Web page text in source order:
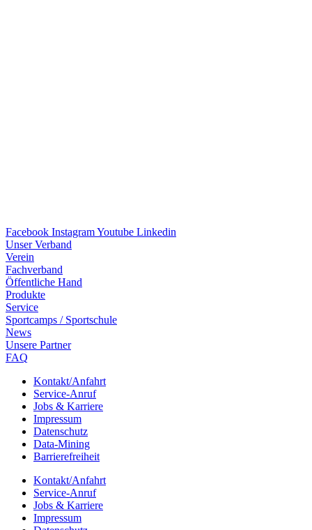
Facebook InstagramYoutube Linkedin
Unser Verband
Verein
Fach­ver­band
Öffent­li­che Hand
Produkte
Service
Sport­camps / Sportschule
News
Unsere Part­ner
FAQ
Kontakt/​​Anfahrt
Service-Anruf
Jobs & Karriere
Impres­sum
Daten­schutz
Data-Mining
Barrie­re­frei­heit
Kontakt/​​Anfahrt
Service-Anruf
Jobs & Karriere
Impres­sum